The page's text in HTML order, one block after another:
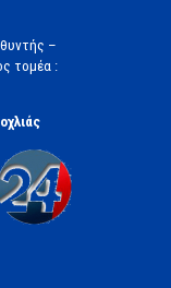
–
τομέα :